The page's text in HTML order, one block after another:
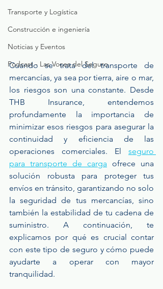
Transporte y Logística
Construcción e ingeniería
Noticias y Eventos
Podcast - Las Voces del Seguro
Cuando se trata del transporte de
mercancías, ya sea por tierra, aire o mar,
los riesgos son una constante. Desde
THB Insurance, entendemos
profundamente la importancia de
minimizar esos riesgos para asegurar la
continuidad y eficiencia de las
operaciones comerciales. El seguro
para transporte de carga ofrece una
solución robusta para proteger tus
envíos en tránsito, garantizando no solo
la seguridad de tus mercancías, sino
también la estabilidad de tu cadena de
suministro. A continuación, te
explicamos por qué es crucial contar
con este tipo de seguro y cómo puede
ayudarte a operar con mayor
tranquilidad.